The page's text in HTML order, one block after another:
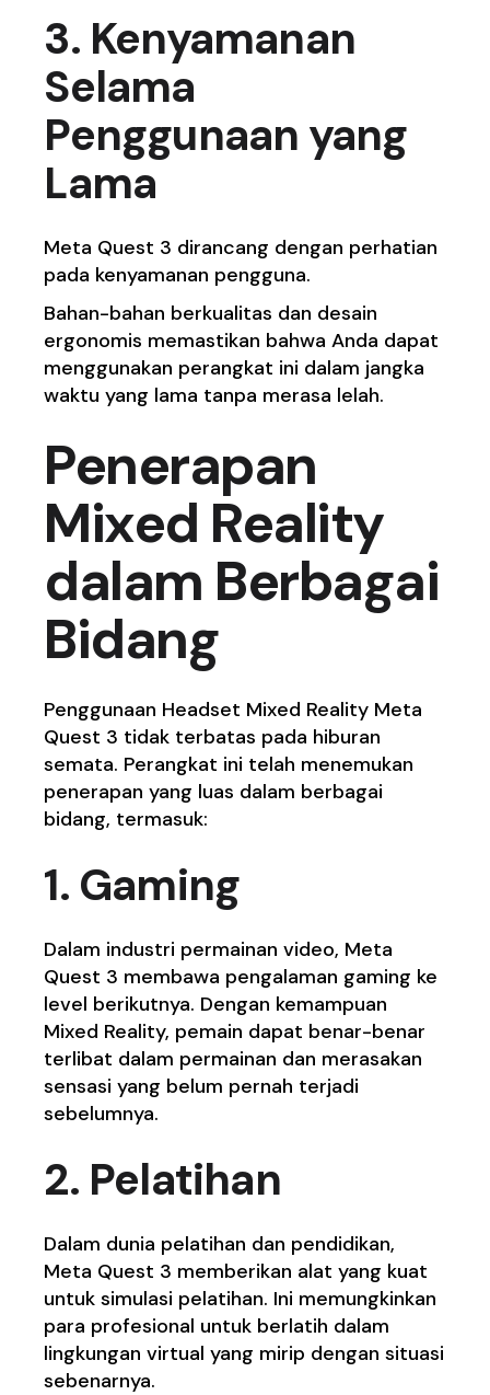
3. Kenyamanan
Selama
Penggunaan yang
Lama
Meta Quest 3 dirancang dengan perhatian
pada kenyamanan pengguna.
Bahan-bahan berkualitas dan desain
ergonomis memastikan bahwa Anda dapat
menggunakan perangkat ini dalam jangka
waktu yang lama tanpa merasa lelah.
Penerapan
Mixed Reality
dalam Berbagai
Bidang
Penggunaan Headset Mixed Reality Meta
Quest 3 tidak terbatas pada hiburan
semata. Perangkat ini telah menemukan
penerapan yang luas dalam berbagai
bidang, termasuk:
1. Gaming
Dalam industri permainan video, Meta
Quest 3 membawa pengalaman gaming ke
level berikutnya. Dengan kemampuan
Mixed Reality, pemain dapat benar-benar
terlibat dalam permainan dan merasakan
sensasi yang belum pernah terjadi
sebelumnya.
2. Pelatihan
Dalam dunia pelatihan dan pendidikan,
Meta Quest 3 memberikan alat yang kuat
untuk simulasi pelatihan. Ini memungkinkan
para profesional untuk berlatih dalam
lingkungan virtual yang mirip dengan situasi
sebenarnya.